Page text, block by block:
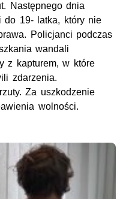
Następnego dnia
do 19- latka, który nie
Policjanci podczas
wandali
z kapturem, w które
zdarzenia.
Za uszkodzenie
wolności.